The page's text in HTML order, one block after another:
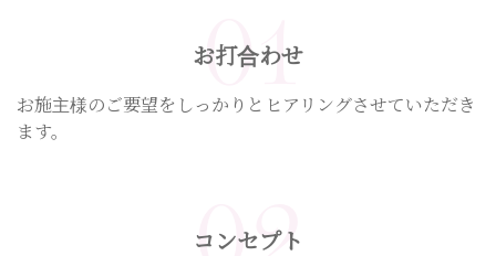
01
お打合わせ
お施主様のご要望をしっかりとヒアリングさせていただき
ます。
コンセプト